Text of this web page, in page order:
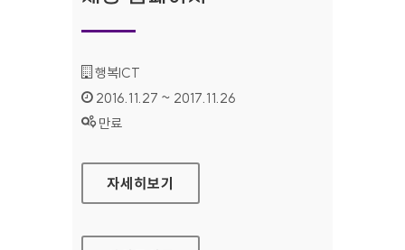
기관명 :
행복ICT
인증기간 :
2016.11.27 ~ 2017.11.26
상태 :
만료
세상 홈페이지
자세히보기